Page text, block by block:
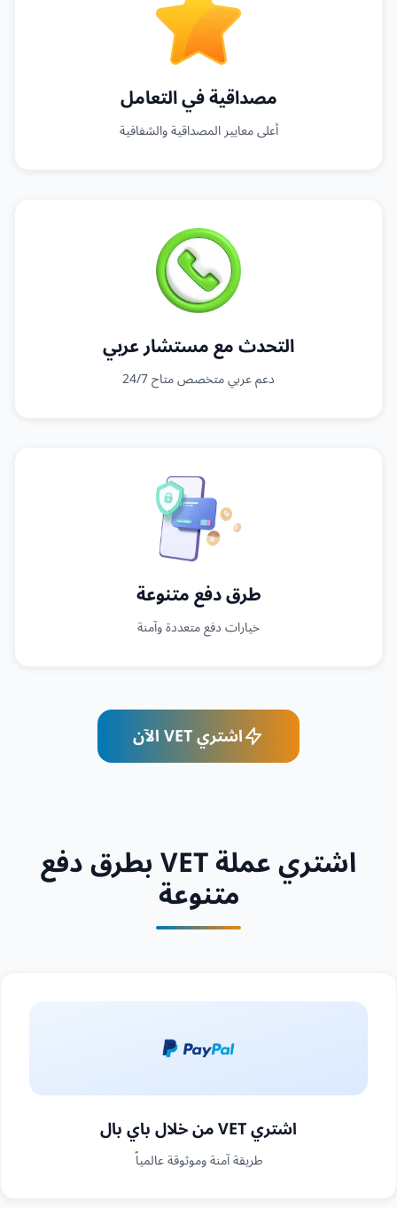
مصداقية في التعامل
أعلى معايير المصداقية والشفافية
التحدث مع مستشار عربي
دعم عربي متخصص متاح 24/7
طرق دفع متنوعة
خيارات دفع متعددة وآمنة
اشتري VET الآن
اشتري عملة VET بطرق دفع
متنوعة
اشتري VET من خلال باي بال
طريقة آمنة وموثوقة عالمياً